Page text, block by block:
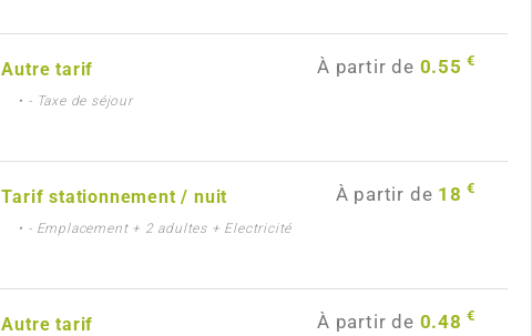
Autre tarif À partir de 0.55 €
• - Taxe de séjour
Tarif stationnement / nuit À partir de 18 €
• - Emplacement + 2 adultes + Electricité
Autre tarif À partir de 0.48 €